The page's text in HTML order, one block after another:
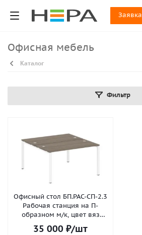
Заявка
Офисная мебель
Каталог
Фильтр
Офисный стол БП.РАС-СП-2.3
Рабочая станция на П-
образном м/к, цвет вяз
благородный, белый
35 000 ₽/шт